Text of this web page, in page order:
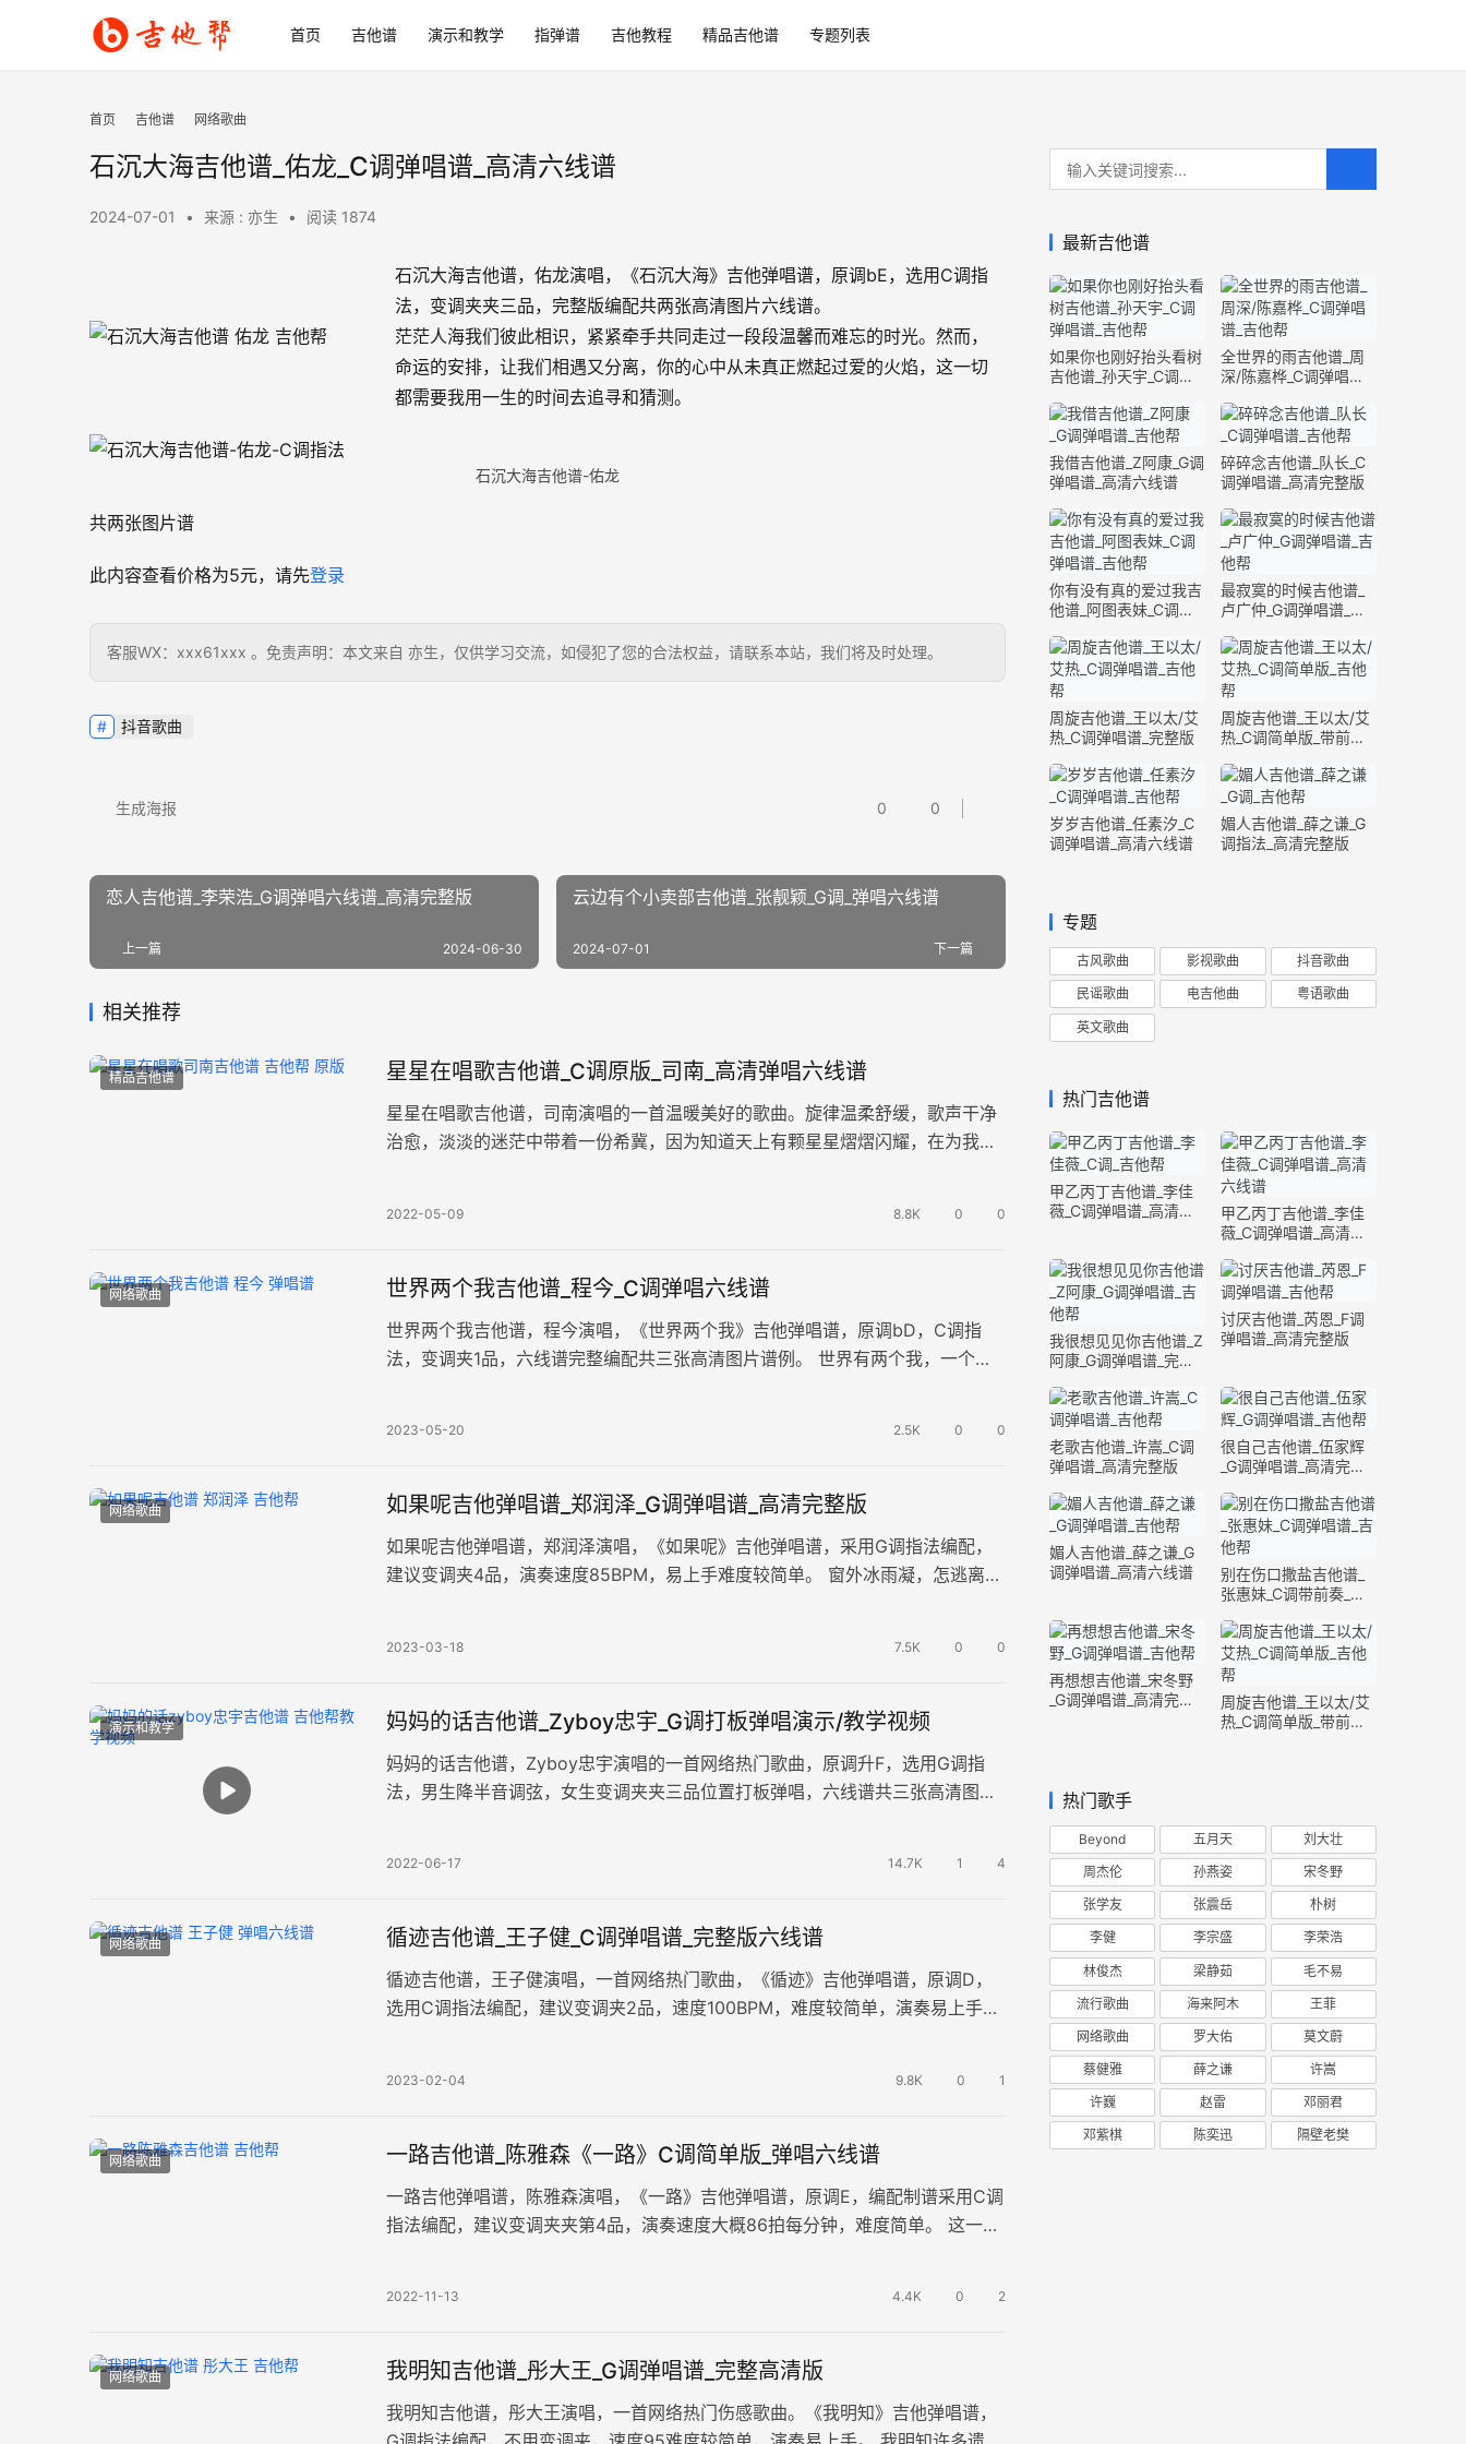
首页 吉他谱 演示和教学 指弹谱 吉他教程 精品吉他谱 专题列表
首页 吉他谱 网络歌曲
石沉大海吉他谱_佑龙_C调弹唱谱_高清六线谱
2024-07-01 • 来源 : 亦生 • 阅读 1874
石沉大海吉他谱，佑龙演唱，《石沉大海》吉他弹唱谱，原调bE，选用C调指
法，变调夹夹三品，完整版编配共两张高清图片六线谱。
茫茫人海我们彼此相识，紧紧牵手共同走过一段段温馨而难忘的时光。然而，
命运的安排，让我们相遇又分离，你的心中从未真正燃起过爱的火焰，这一切
都需要我用一生的时间去追寻和猜测。
石沉大海吉他谱-佑龙
共两张图片谱
此内容查看价格为5元，请先登录
客服WX：xxx61xxx 。免责声明：本文来自 亦生，仅供学习交流，如侵犯了您的合法权益，请联系本站，我们将及时处理。
抖音歌曲
0 0
生成海报
恋人吉他谱_李荣浩_G调弹唱六线谱_高清完整版
上一篇 2024-06-30
云边有个小卖部吉他谱_张靓颖_G调_弹唱六线谱
下一篇
2024-07-01
相关推荐
精品吉他谱 星星在唱歌吉他谱_C调原版_司南_高清弹唱六线谱
星星在唱歌吉他谱，司南演唱的一首温暖美好的歌曲。旋律温柔舒缓，歌声干净
治愈，淡淡的迷茫中带着一份希冀，因为知道天上有颗星星熠熠闪耀，在为我们
2022-05-09 8.8K 0 0
网络歌曲 世界两个我吉他谱_程今_C调弹唱六线谱
世界两个我吉他谱，程今演唱，《世界两个我》吉他弹唱谱，原调bD，C调指
法，变调夹1品，六线谱完整编配共三张高清图片谱例。 世界有两个我，一个远
2023-05-20 2.5K 0 0
网络歌曲 如果呢吉他弹唱谱_郑润泽_G调弹唱谱_高清完整版
如果呢吉他弹唱谱，郑润泽演唱，《如果呢》吉他弹唱谱，采用G调指法编配，
建议变调夹4品，演奏速度85BPM，易上手难度较简单。 窗外冰雨凝，怎逃离悲
2023-03-18 7.5K 0 0
演示和教学 妈妈的话吉他谱_Zyboy忠宇_G调打板弹唱演示/教学视频
妈妈的话吉他谱，Zyboy忠宇演唱的一首网络热门歌曲，原调升F，选用G调指
法，男生降半音调弦，女生变调夹夹三品位置打板弹唱，六线谱共三张高清图片
2022-06-17 14.7K 1 4
网络歌曲 循迹吉他谱_王子健_C调弹唱谱_完整版六线谱
循迹吉他谱，王子健演唱，一首网络热门歌曲，《循迹》吉他弹唱谱，原调D，
选用C调指法编配，建议变调夹2品，速度100BPM，难度较简单，演奏易上手。
2023-02-04 9.8K 0 1
网络歌曲 一路吉他谱_陈雅森《一路》C调简单版_弹唱六线谱
一路吉他弹唱谱，陈雅森演唱，《一路》吉他弹唱谱，原调E，编配制谱采用C调
指法编配，建议变调夹夹第4品，演奏速度大概86拍每分钟，难度简单。 这一路
2022-11-13 4.4K 0 2
网络歌曲 我明知吉他谱_彤大王_G调弹唱谱_完整高清版
我明知吉他谱，彤大王演唱，一首网络热门伤感歌曲。《我明知》吉他弹唱谱，
最新吉他谱
如果你也刚好抬头看树
吉他谱_孙天宇_C调弹
全世界的雨吉他谱_周
深/陈嘉桦_C调弹唱谱_
我借吉他谱_Z阿康_G调
弹唱谱_高清六线谱
碎碎念吉他谱_队长_C
调弹唱谱_高清完整版
你有没有真的爱过我吉
他谱_阿图表妹_C调弹
最寂寞的时候吉他谱_
卢广仲_G调弹唱谱_高
周旋吉他谱_王以太/艾
热_C调弹唱谱_完整版
周旋吉他谱_王以太/艾
热_C调简单版_带前奏
岁岁吉他谱_任素汐_C
调弹唱谱_高清六线谱
媚人吉他谱_薛之谦_G
调指法_高清完整版
专题
古风歌曲 影视歌曲 抖音歌曲
民谣歌曲 电吉他曲 粤语歌曲
英文歌曲
热门吉他谱
甲乙丙丁吉他谱_李佳
薇_C调弹唱谱_高清六
甲乙丙丁吉他谱_李佳
薇_C调弹唱谱_高清六
我很想见见你吉他谱_Z
阿康_G调弹唱谱_完整
讨厌吉他谱_芮恩_F调
弹唱谱_高清完整版
老歌吉他谱_许嵩_C调
弹唱谱_高清完整版
很自己吉他谱_伍家辉
_G调弹唱谱_高清完整
媚人吉他谱_薛之谦_G
调弹唱谱_高清六线谱
别在伤口撒盐吉他谱_
张惠妹_C调带前奏_完
再想想吉他谱_宋冬野
_G调弹唱谱_高清完整
周旋吉他谱_王以太/艾
热_C调简单版_带前奏
热门歌手
Beyond 五月天 刘大壮
周杰伦 孙燕姿 宋冬野
张学友 张震岳 朴树
李健 李宗盛 李荣浩
林俊杰 梁静茹 毛不易
流行歌曲 海来阿木 王菲
网络歌曲 罗大佑 莫文蔚
蔡健雅 薛之谦 许嵩
许巍 赵雷 邓丽君
邓紫棋 陈奕迅 隔壁老樊